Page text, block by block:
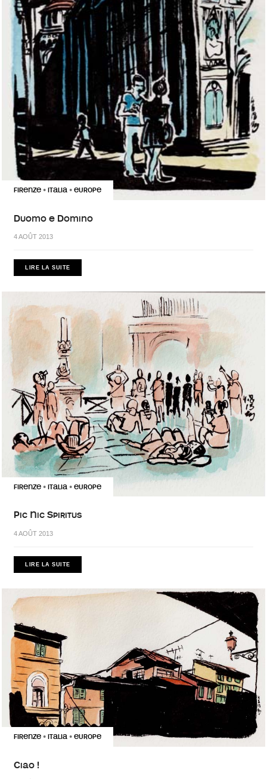
FIRENZE • ITALIA • EUROPE
Duomo e Domino
4 AOÛT 2013
LIRE LA SUITE
FIRENZE • ITALIA • EUROPE
Pic Nic Spiritus
4 AOÛT 2013
LIRE LA SUITE
FIRENZE • ITALIA • EUROPE
Ciao !